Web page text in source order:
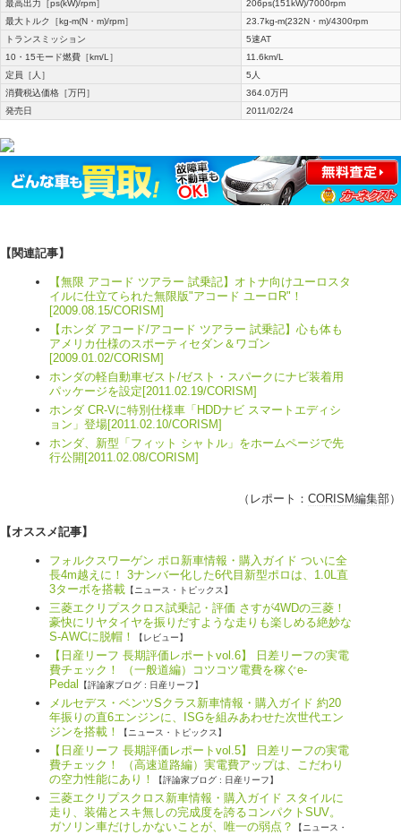
最高出力［ps(kW)/rpm］
206ps(151kW)/7000rpm
最大トルク［kg-m(N・m)/rpm］
23.7kg-m(232N・m)/4300rpm
トランスミッション
5速AT
10・15モード燃費［km/L］
11.6km/L
定員［人］
5人
消費税込価格［万円］
364.0万円
発売日
2011/02/24
【関連記事】
【無限 アコード ツアラー 試乗記】オトナ向けユーロスタ
イルに仕立てられた無限版"アコード ユーロR"！
[2009.08.15/CORISM]
【ホンダ アコード/アコード ツアラー 試乗記】心も体も
アメリカ仕様のスポーティセダン＆ワゴン
[2009.01.02/CORISM]
ホンダの軽自動車ゼスト/ゼスト・スパークにナビ装着用
パッケージを設定[2011.02.19/CORISM]
ホンダ CR-Vに特別仕様車「HDDナビ スマートエディシ
ョン」登場[2011.02.10/CORISM]
ホンダ、新型「フィット シャトル」をホームページで先
行公開[2011.02.08/CORISM]
（レポート： CORISM編集部）
【オススメ記事】
フォルクスワーゲン ポロ新車情報・購入ガイド ついに全
長4m越えに！ 3ナンバー化した6代目新型ポロは、1.0L直
3ターボを搭載 【ニュース・トピックス】
三菱エクリプスクロス試乗記・評価 さすが4WDの三菱！
豪快にリヤタイヤを振りだすような走りも楽しめる絶妙な
S-AWCに脱帽！
【レビュー】
【日産リーフ 長期評価レポートvol.6】 日差リーフの実電
費チェック！ （一般道編）コツコツ電費を稼ぐe-
Pedal
【評論家ブログ : 日産リーフ】
メルセデス・ベンツSクラス新車情報・購入ガイド 約20
年振りの直6エンジンに、ISGを組みあわせた次世代エン
ジンを搭載！
【ニュース・トピックス】
【日産リーフ 長期評価レポートvol.5】 日差リーフの実電
費チェック！ （高速道路編）実電費アップは、こだわり
の空力性能にあり！
【評論家ブログ : 日産リーフ】
三菱エクリプスクロス新車情報・購入ガイド スタイルに
走り、装備とスキ無しの完成度を誇るコンパクトSUV。
ガソリン車だけしかないことが、唯一の弱点？
【ニュース・